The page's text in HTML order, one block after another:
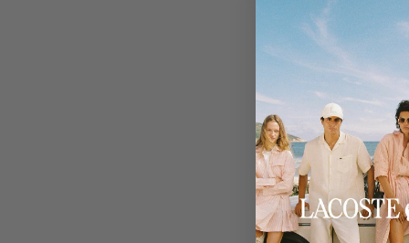
δεδομένα που
σύμφωνα με
προσωπικών
Ένα από τα
*εφαρμογή
να μην είναι
διατηρούνται
διασφαλιστεί
πρόσωπο.